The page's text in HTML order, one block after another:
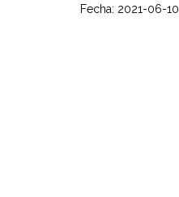
Fecha: 2021-06-10